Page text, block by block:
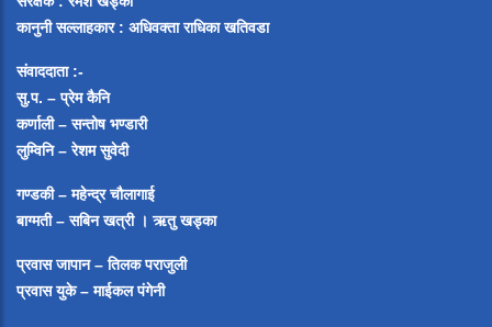
कानुनी सल्लाहकार : अधिवक्ता राधिका खतिवडा
संवाददाता :-
सु.प. – प्रेम कैनि
कर्णाली – सन्तोष भण्डारी
लुम्विनि – रेशम सुवेदी
गण्डकी – महेन्द्र चौलागाई
बाग्मती – सबिन खत्री ।ऋतु खड्का
प्रवास जापान – तिलक पराजुली
प्रवास युके – माईकल पंगेनी